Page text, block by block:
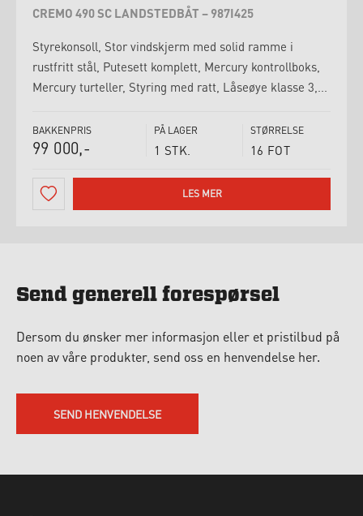
CREMO 490 SC LANDSTEDBÅT – 987I425
Styrekonsoll, Stor vindskjerm med solid ramme i
rustfritt stål, Putesett komplett, Mercury kontrollboks,
Mercury turteller, Styring med ratt, Låseøye klasse 3,...
BAKKENPRIS
99 000,-
PÅ LAGER
1 STK.
STØRRELSE
16 FOT
LES MER
Send generell forespørsel
Dersom du ønsker mer informasjon eller et pristilbud på
noen av våre produkter, send oss en henvendelse her.
SEND HENVENDELSE